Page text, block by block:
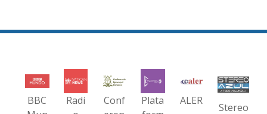
BBC
Radi
Conf
Plata
ALER
Stereo